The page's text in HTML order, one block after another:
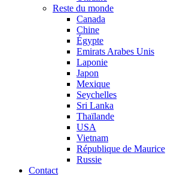
Reste du monde
Canada
Chine
Égypte
Emirats Arabes Unis
Laponie
Japon
Mexique
Seychelles
Sri Lanka
Thaïlande
USA
Vietnam
République de Maurice
Russie
Contact